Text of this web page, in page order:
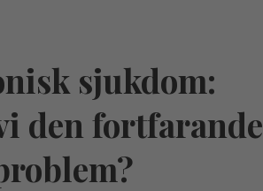
sjukdom:
den fortfarande